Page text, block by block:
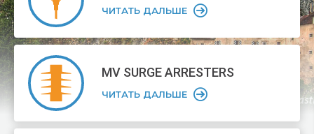
ЧИТАТЬ ДАЛЬШЕ
MV SURGEARRESTERS
ЧИТАТЬ ДАЛЬШЕ